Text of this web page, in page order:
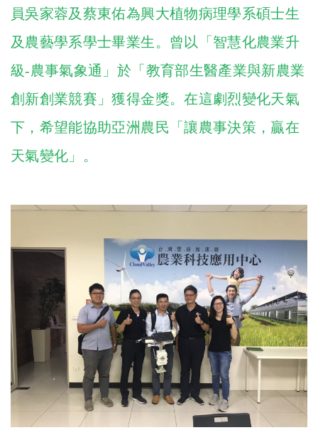
員吳家蓉及蔡東佑為興大植物病理學系碩士生
及農藝學系學士畢業生。曾以「智慧化農業升
級-農事氣象通」於「教育部生醫產業與新農業
創新創業競賽」獲得金獎。在這劇烈變化天氣
下，希望能協助亞洲農民「讓農事決策，贏在
天氣變化」。